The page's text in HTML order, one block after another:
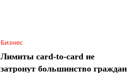
Бизнес
Лимиты card-to-card не
затронут большинство граждан